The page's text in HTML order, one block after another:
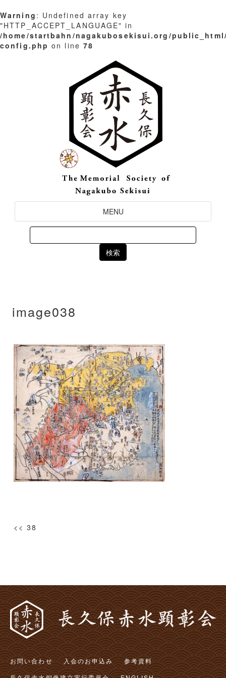
Warning : Undefined array key
"HTTP_ACCEPT_LANGUAGE" in
/home/startbahn/nagakubosekisui.org/
config.php on line 78
Toggle
Navigation
MENU
Search
for:
image038
投
シ
ョ
ン
<< 38
お問い合わせ 入会のお申込み
参考資料